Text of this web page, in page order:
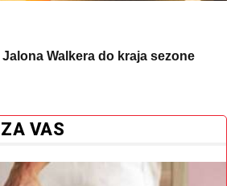
Walkera do kraja sezone
VAS